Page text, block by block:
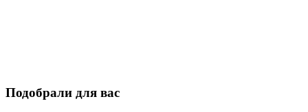
Подобрали для вас